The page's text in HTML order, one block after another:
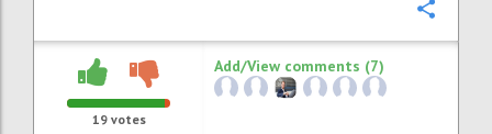
19votes
Add/View comments (7)